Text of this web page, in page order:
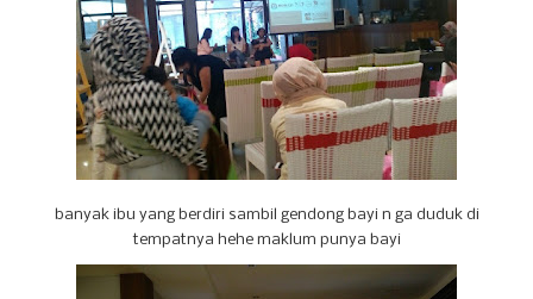
banyak ibu yang berdiri sambil gendong bayi n ga duduk di
tempatnya hehe maklum punya bayi